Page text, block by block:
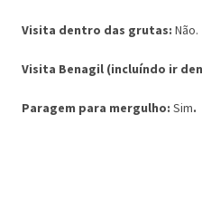
Visita dentro das grutas: Não.
Visita Benagil (incluíndo ir
Paragem para mergulho: Sim.